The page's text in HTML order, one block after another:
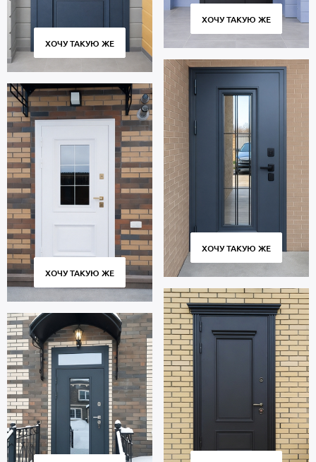
ХОЧУ ТАКУЮ ЖЕ
ХОЧУ ТАКУЮ ЖЕ
ХОЧУ ТАКУЮ ЖЕ
ХОЧУ ТАКУЮ ЖЕ